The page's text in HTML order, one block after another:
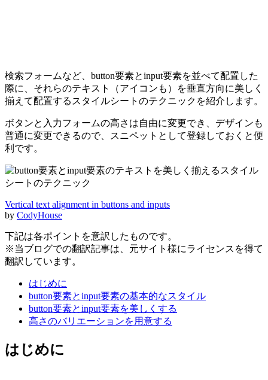
検索フォームなど、 button要素とinput要素を並べて配置した
際に、それらのテキスト（アイコンも）を垂直方向に美しく
揃えて配置するスタイルシートのテクニックを紹介します。
ボタンと入力フォームの高さは自由に変更でき、デザインも
普通に変更できるので、スニペットとして登録しておくと便
利です。
Vertical text alignment in buttons and inputs
by CodyHouse
下記は各ポイントを意訳したものです。
※当ブログでの翻訳記事は、元サイト様にライセンスを得て
翻訳しています。
はじめに
button要素とinput要素の基本的なスタイル
button要素とinput要素を美しくする
高さのバリエーションを用意する
はじめに